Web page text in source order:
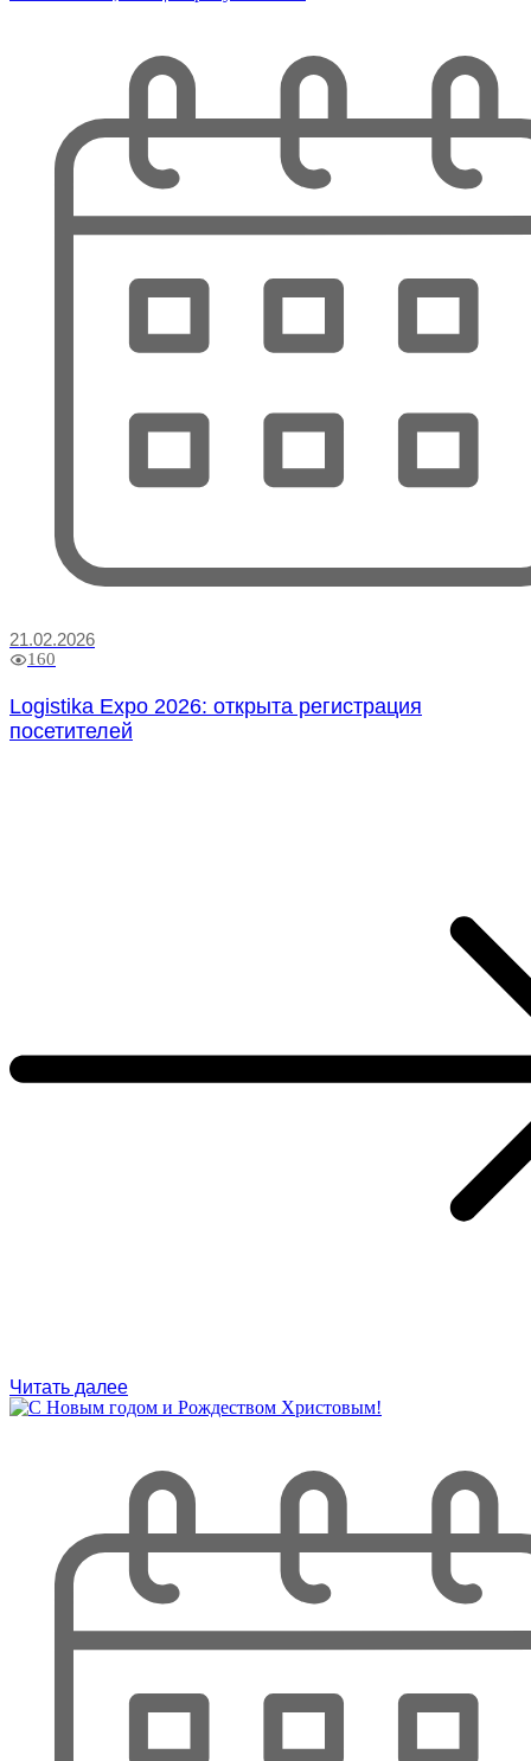
21.02.2026
160
Logistika Expo 2026: открыта регистрация
посетителей
Читать далее